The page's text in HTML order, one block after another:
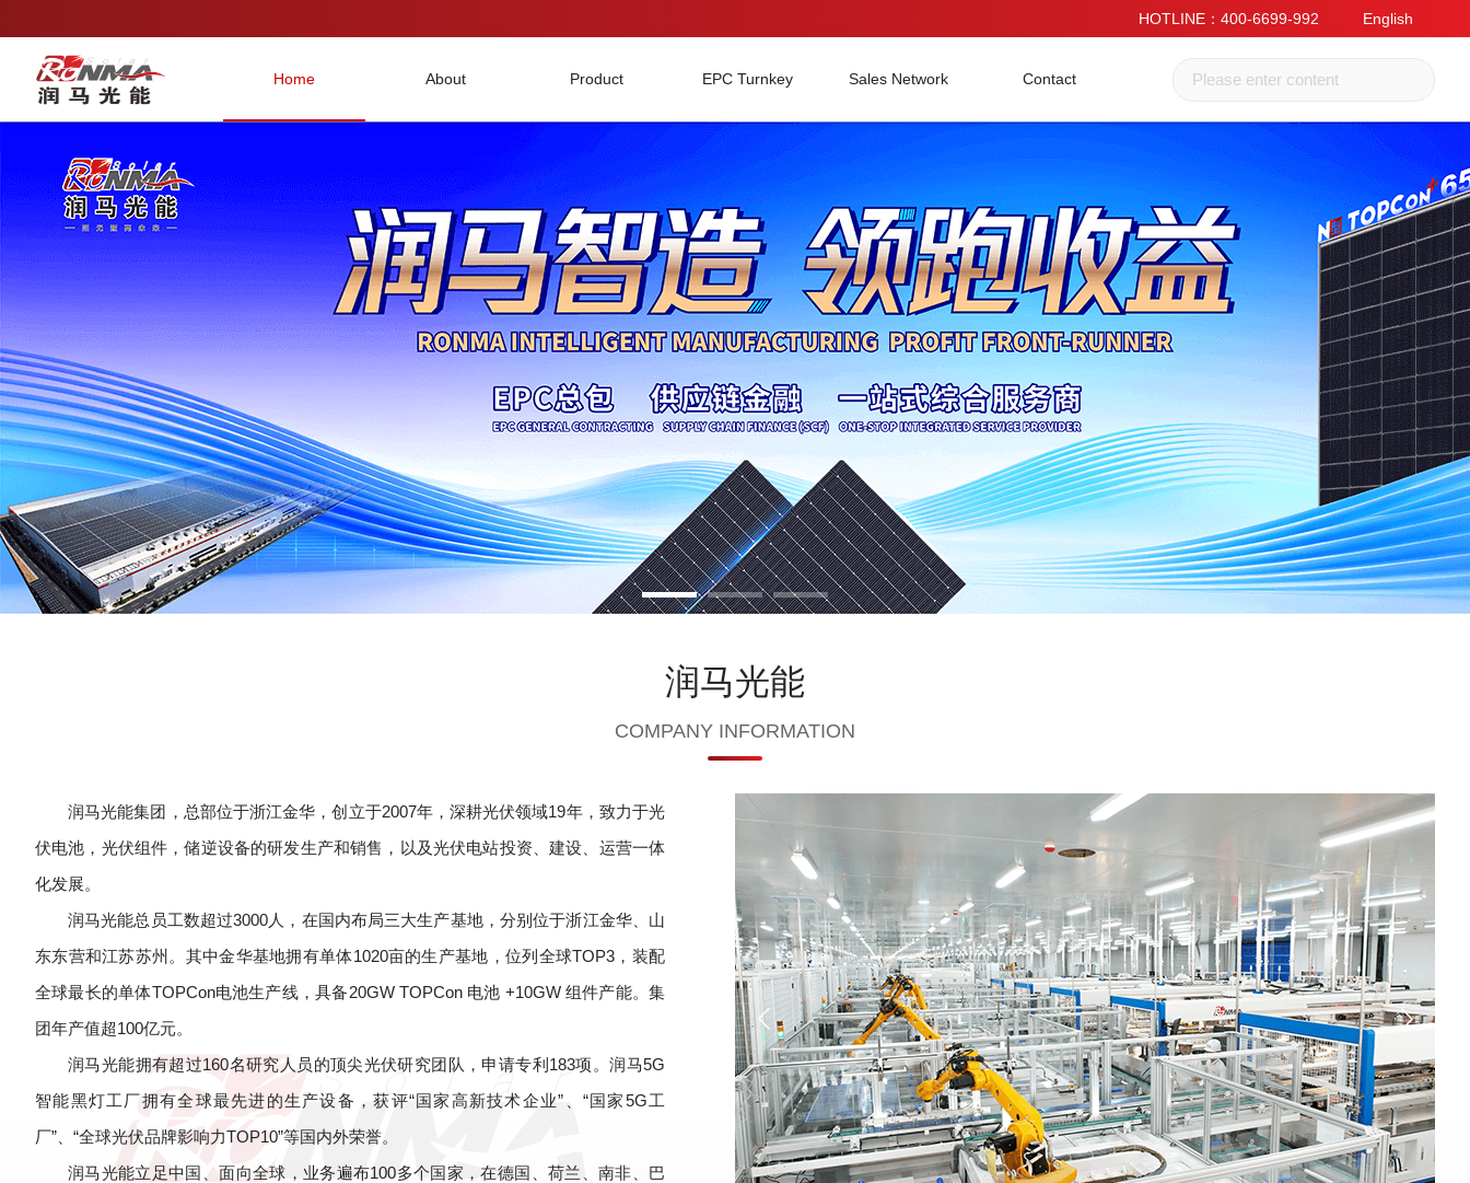
HOTLINE：400-6699-992 English
Home About Product EPC Turnkey Sales Network Contact
润马光能
COMPANY INFORMATION
润马光能集团，总部位于浙江金华，创立于2007年，深耕光伏领域19年，致力于光
伏电池，光伏组件，储逆设备的研发生产和销售，以及光伏电站投资、建设、运营一体
化发展。
润马光能总员工数超过3000人，在国内布局三大生产基地，分别位于浙江金华、山
东东营和江苏苏州。其中金华基地拥有单体1020亩的生产基地，位列全球TOP3，装配
全球最长的单体TOPCon电池生产线，具备20GW TOPCon 电池 +10GW 组件产能。集
团年产值超100亿元。
润马光能拥有超过160名研究人员的顶尖光伏研究团队，申请专利183项。润马5G
智能黑灯工厂拥有全球最先进的生产设备，获评“国家高新技术企业”、“国家5G工
厂”、“全球光伏品牌影响力TOP10”等国内外荣誉。
润马光能立足中国、面向全球，业务遍布100多个国家，在德国、荷兰、南非、巴